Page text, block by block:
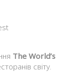
The World’s
світу.